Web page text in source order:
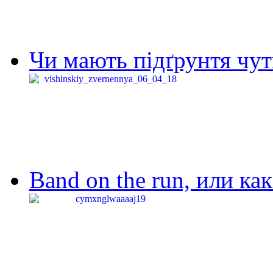
Чи мають підґрунтя
Band on the run, или